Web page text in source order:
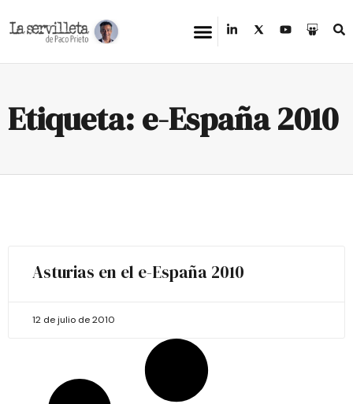
Etiqueta: e-España 2010
Asturias en el e-España 2010
12 de julio de 2010